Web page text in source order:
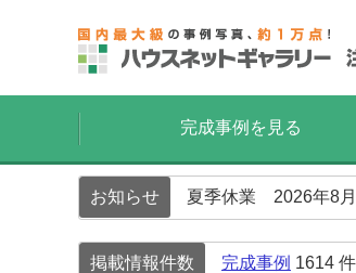
完成事例を見る
お知らせ 夏季休業 2026年8
掲載情報件数 完成事例 1614